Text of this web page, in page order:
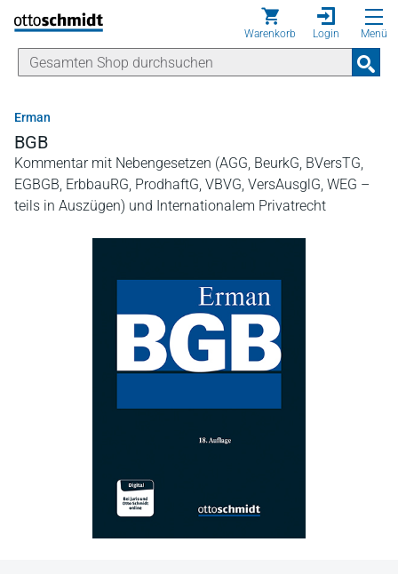
Direkt zum Inhalt
Warenkorb Login Menü
Erman
BGB
Kommentar mit Nebengesetzen (AGG, BeurkG, BVersTG,
EGBGB, ErbbauRG, ProdhaftG, VBVG, VersAusglG, WEG –
teils in Auszügen) und Internationalem Privatrecht